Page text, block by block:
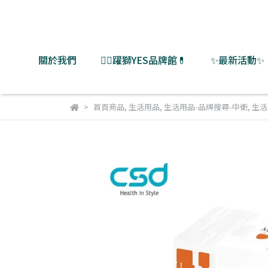
關於我們 👨‍⚕️躍獅YES品牌館💊 ✨最新活動✨
首頁商品, 生活用品, 生活用品-品牌搜尋-中衛, 生